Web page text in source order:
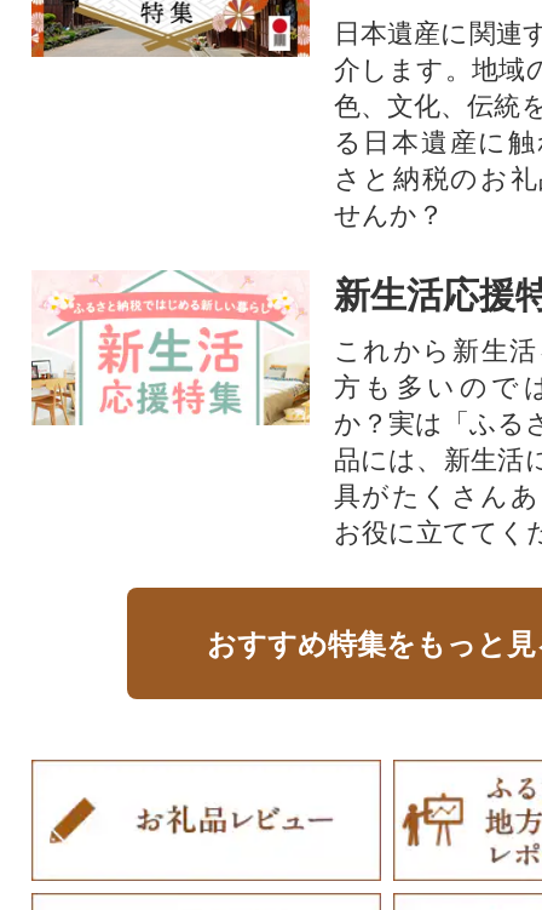
日本遺産に関連
介します。地域
色、文化、伝統
る日本遺産に
さと納税のお
せんか？​​​
新生活応援
これから新生
方も多いので
か？実は「ふる
品には、新生活
具がたくさん
お役に立ててく
おすすめ特集をもっと